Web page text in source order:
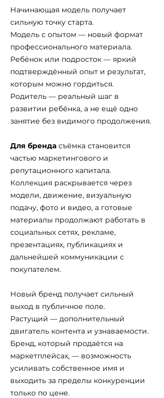
Начинающая модель получает
сильную точку старта.
Модель с опытом — новый формат
профессионального материала.
Ребёнок или подросток — яркий
подтверждённый опыт и результат,
которым можно гордиться.
Родитель — реальный шаг в
развитии ребёнка, а не ещё одно
занятие без видимого продолжения.
Для бренда съёмка становится
частью маркетингового и
репутационного капитала.
Коллекция раскрывается через
модели, движение, визуальную
подачу, фото и видео, а готовые
материалы продолжают работать в
социальных сетях, рекламе,
презентациях, публикациях и
дальнейшей коммуникации с
покупателем.
Новый бренд получает сильный
выход в публичное поле.
Растущий — дополнительный
двигатель контента и узнаваемости.
Бренд, который продаётся на
маркетплейсах, — возможность
усиливать собственное имя и
выходить за пределы конкуренции
только по цене.